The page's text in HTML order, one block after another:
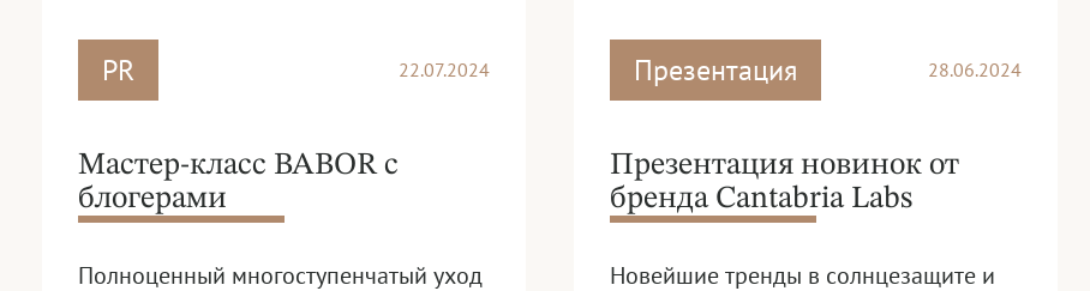
PR 22.07.2024
Мастер-класс BABOR с
блогерами
Полноценный многоступенчатый уход
Презентация 28.06.2024
Презентация новинок от
бренда Cantabria Labs
Новейшие тренды в солнцезащите и